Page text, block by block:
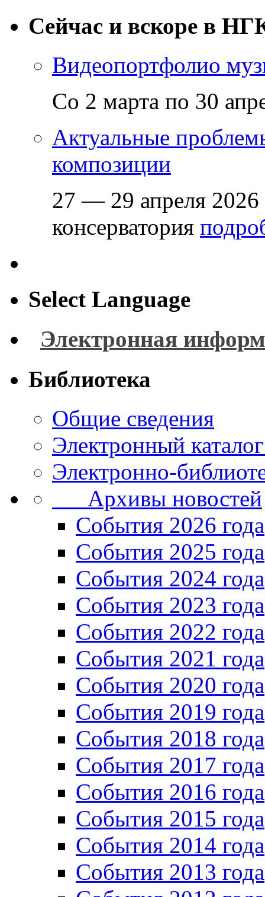
Сейчас и вскоре в
Видеопортфолио
Со 2 марта по 30
Актуальные
композиции
27 — 29 апреля 2026
консерватория
Select Language
Электронная
Библиотека
Общие сведения
Электронный
Электронно-
Архивы новостей
Cобытия 2026 года
События 2025 года
События 2024 года
События 2023 года
Cобытия 2022 года
Cобытия 2021 года
События 2020 года
События 2019 года
События 2018 года
События 2017 года
События 2016 года
События 2015 года
События 2014 года
События 2013 года